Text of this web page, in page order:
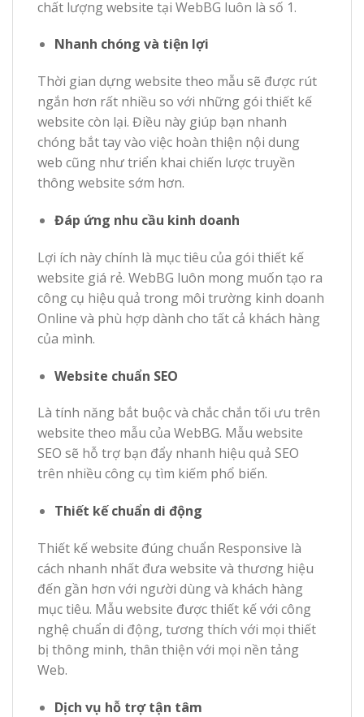
chất lượng website tại WebBG luôn là số 1.
Nhanh chóng và tiện lợi
Thời gian dựng website theo mẫu sẽ được rút
ngắn hơn rất nhiều so với những gói thiết kế
website còn lại. Điều này giúp bạn nhanh
chóng bắt tay vào việc hoàn thiện nội dung
web cũng như triển khai chiến lược truyền
thông website sớm hơn.
Đáp ứng nhu cầu kinh doanh
Lợi ích này chính là mục tiêu của gói thiết kế
website giá rẻ. WebBG luôn mong muốn tạo ra
công cụ hiệu quả trong môi trường kinh doanh
Online và phù hợp dành cho tất cả khách hàng
của mình.
Website chuẩn SEO
Là tính năng bắt buộc và chắc chắn tối ưu trên
website theo mẫu của WebBG. Mẫu website
SEO sẽ hỗ trợ bạn đẩy nhanh hiệu quả SEO
trên nhiều công cụ tìm kiếm phổ biến.
Thiết kế chuẩn di động
Thiết kế website đúng chuẩn Responsive là
cách nhanh nhất đưa website và thương hiệu
đến gần hơn với người dùng và khách hàng
mục tiêu. Mẫu website được thiết kế với công
nghệ chuẩn di động, tương thích với mọi thiết
bị thông minh, thân thiện với mọi nền tảng
Web.
Dịch vụ hỗ trợ tận tâm